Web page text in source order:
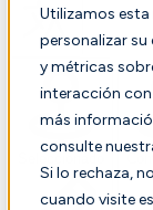
Utilizamos
personalizar su
y métricas
interacción
más
consulte
Si lo rechaza,
cuando visite